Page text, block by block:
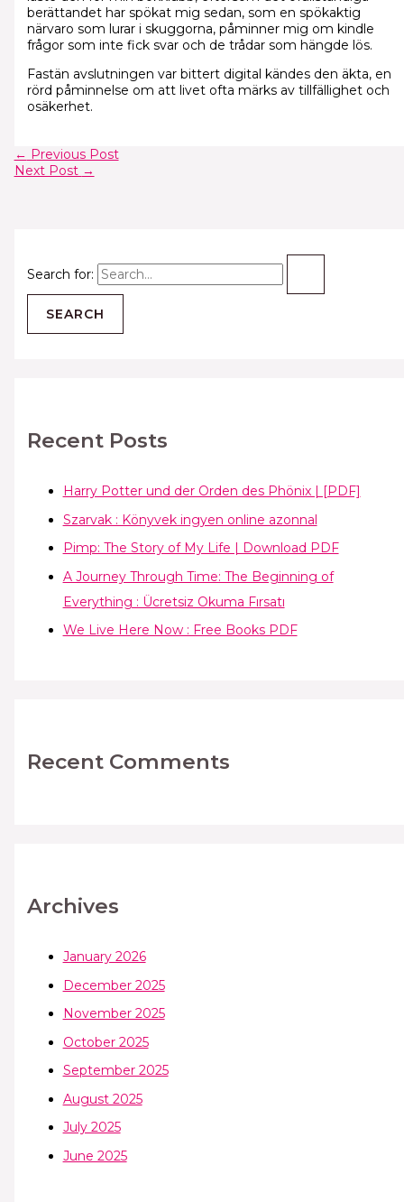
Search for:
Recent Posts
Harry Potter und der Orden des Phönix | [PDF]
Szarvak : Könyvek ingyen online azonnal
Pimp: The Story of My Life | Download PDF
A Journey Through Time: The Beginning of
Everything : Ücretsiz Okuma Fırsatı
We Live Here Now : Free Books PDF
Recent Comments
Archives
January 2026
December 2025
November 2025
October 2025
September 2025
August 2025
July 2025
June 2025
berättandet har spökat mig sedan, som en spökaktig
närvaro som lurar i skuggorna, påminner mig om kindle
frågor som inte fick svar och de trådar som hängde lös.
Fastän avslutningen var bittert digital kändes den äkta, en
rörd påminnelse om att livet ofta märks av tillfällighet och
osäkerhet.
← Previous Post
Next Post →